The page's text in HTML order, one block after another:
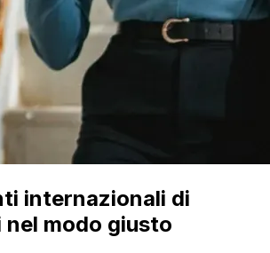
internazionali di
modo giusto